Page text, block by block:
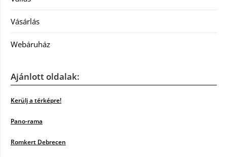
Vásárlás
Webáruház
Ajánlott oldalak:
Kerülj a térképre!
Pano-rama
Romkert Debrecen